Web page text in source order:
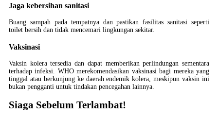
Jaga kebersihan sanitasi
Buang sampah pada tempatnya dan pastikan fasilitas sanitasi seperti
toilet bersih dan tidak mencemari lingkungan sekitar.
Vaksinasi
Vaksin kolera tersedia dan dapat memberikan perlindungan sementara
terhadap infeksi. WHO merekomendasikan vaksinasi bagi mereka yang
tinggal atau berkunjung ke daerah endemik kolera, meskipun vaksin ini
bukan pengganti untuk tindakan pencegahan lainnya.
Siaga Sebelum Terlambat!